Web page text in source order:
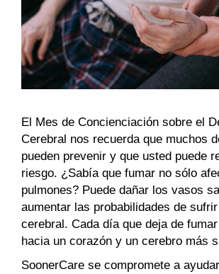
El Mes de Concienciación sobre el
Cerebral nos recuerda que muchos
pueden prevenir y que usted puede
riesgo. ¿Sabía que fumar no sólo
pulmones? Puede dañar los vasos
aumentar las probabilidades de
cerebral. Cada día que deja de
hacia un corazón y un cerebro más
SoonerCare se compromete a